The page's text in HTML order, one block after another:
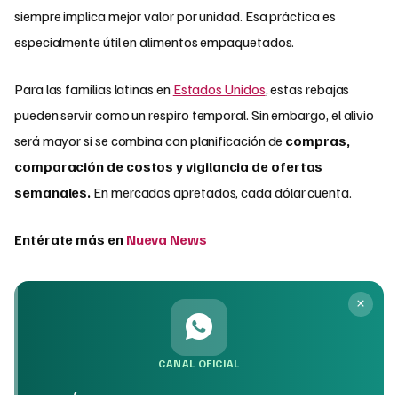
siempre implica mejor valor por unidad. Esa práctica es
especialmente útil en alimentos empaquetados.
Para las familias latinas en Estados Unidos, estas rebajas
pueden servir como un respiro temporal. Sin embargo, el alivio
será mayor si se combina con planificación de compras,
comparación de costos y vigilancia de ofertas
semanales. En mercados apretados, cada dólar cuenta.
Entérate más en Nueva News
CANAL OFICIAL